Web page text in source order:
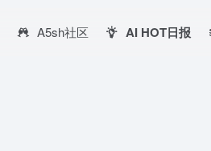
A5sh社区 AI HOT日报